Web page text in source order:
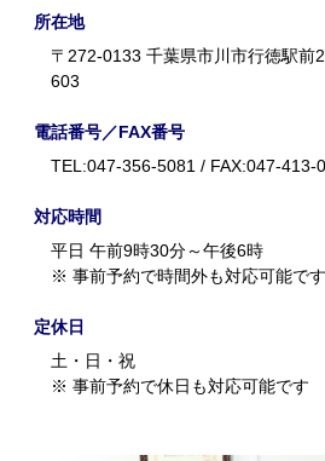
所在地
〒272-0133 千葉県市川市行徳駅前
603
電話番号／FAX番号
TEL:047-356-5081 / FAX:047-413-
対応時間
平日 午前9時30分～午後6時
※ 事前予約で時間外も対応可能です
定休日
土・日・祝
※ 事前予約で休日も対応可能です